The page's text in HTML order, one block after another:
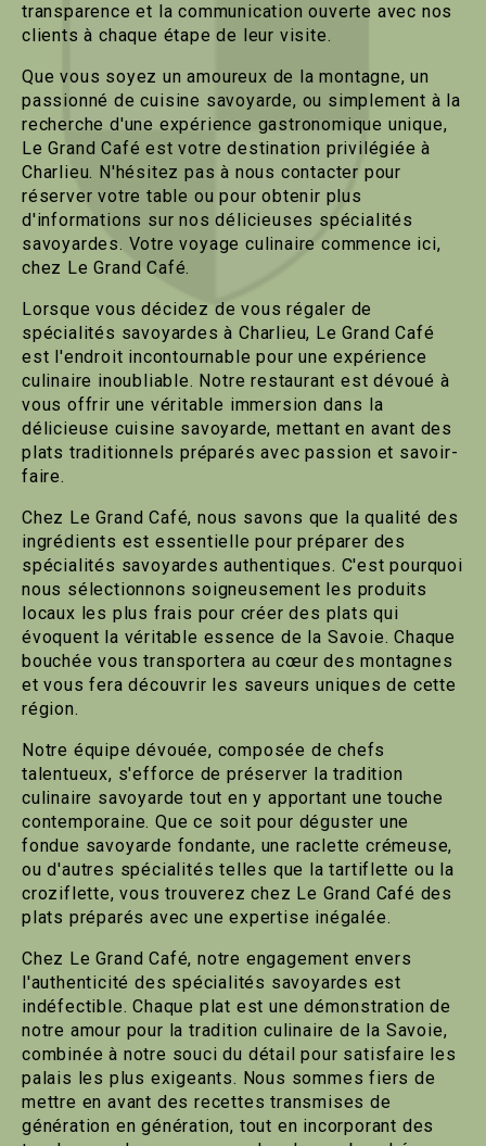
transparence et la communication ouverte avec nos
clients à chaque étape de leur visite.
Que vous soyez un amoureux de la montagne, un
passionné de cuisine savoyarde, ou simplement à la
recherche d'une expérience gastronomique unique,
Le Grand Café est votre destination privilégiée à
Charlieu. N'hésitez pas à nous contacter pour
réserver votre table ou pour obtenir plus
d'informations sur nos délicieuses spécialités
savoyardes. Votre voyage culinaire commence ici,
chez Le Grand Café.
Lorsque vous décidez de vous régaler de
spécialités savoyardes à Charlieu, Le Grand Café
est l'endroit incontournable pour une expérience
culinaire inoubliable. Notre restaurant est dévoué à
vous offrir une véritable immersion dans la
délicieuse cuisine savoyarde, mettant en avant des
plats traditionnels préparés avec passion et savoir-
faire.
Chez Le Grand Café, nous savons que la qualité des
ingrédients est essentielle pour préparer des
spécialités savoyardes authentiques. C'est pourquoi
nous sélectionnons soigneusement les produits
locaux les plus frais pour créer des plats qui
évoquent la véritable essence de la Savoie. Chaque
bouchée vous transportera au cœur des montagnes
et vous fera découvrir les saveurs uniques de cette
région.
Notre équipe dévouée, composée de chefs
talentueux, s'efforce de préserver la tradition
culinaire savoyarde tout en y apportant une touche
contemporaine. Que ce soit pour déguster une
fondue savoyarde fondante, une raclette crémeuse,
ou d'autres spécialités telles que la tartiflette ou la
croziflette, vous trouverez chez Le Grand Café des
plats préparés avec une expertise inégalée.
Chez Le Grand Café, notre engagement envers
l'authenticité des spécialités savoyardes est
indéfectible. Chaque plat est une démonstration de
notre amour pour la tradition culinaire de la Savoie,
combinée à notre souci du détail pour satisfaire les
palais les plus exigeants. Nous sommes fiers de
mettre en avant des recettes transmises de
génération en génération, tout en incorporant des